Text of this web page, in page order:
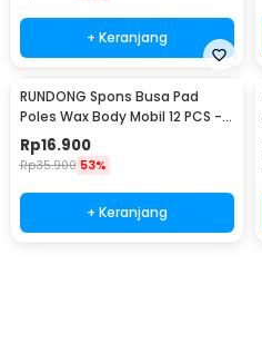
+ Keranjang
RUNDONG Spons Busa Pad
Poles Wax Body Mobil 12 PCS -
R2010
Rp16.900
Rp35.900 53%
+ Keranjang